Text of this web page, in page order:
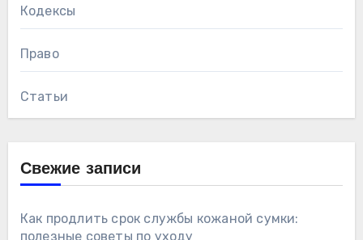
Кодексы
Право
Статьи
Свежие записи
Как продлить срок службы кожаной сумки:
полезные советы по уходу